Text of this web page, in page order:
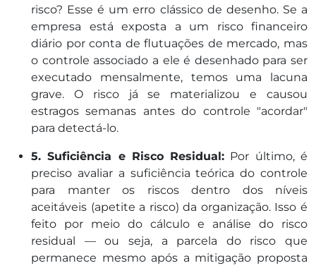
risco? Esse é um erro clássico de desenho. Se a
empresa está exposta a um risco financeiro
diário por conta de flutuações de mercado, mas
o controle associado a ele é desenhado para ser
executado mensalmente, temos uma lacuna
grave. O risco já se materializou e causou
estragos semanas antes do controle "acordar"
para detectá-lo.
5. Suficiência e Risco Residual: Por último, é
preciso avaliar a suficiência teórica do controle
para manter os riscos dentro dos níveis
aceitáveis (apetite a risco) da organização. Isso é
feito por meio do cálculo e análise do risco
residual — ou seja, a parcela do risco que
permanece mesmo após a mitigação proposta